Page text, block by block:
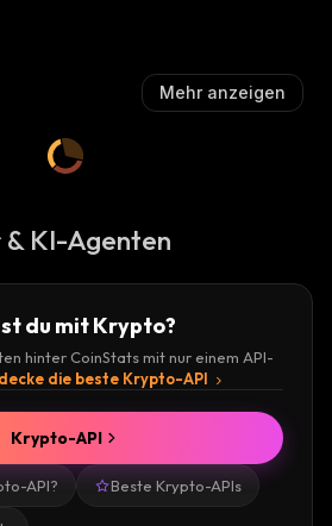
Mehr anzeigen
KI-Agenten
du mit Krypto?
hinter CoinStats mit nur einem API-
die beste Krypto-API
API? Beste Krypto-APIs
Krypto-API